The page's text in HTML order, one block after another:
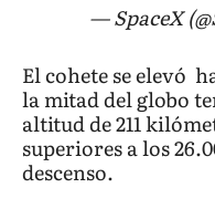
— SpaceX
El cohete se elevó
la mitad del globo
altitud de 211
superiores a los
descenso.